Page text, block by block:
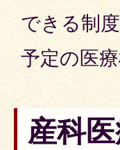
できる制
予定の医
産科